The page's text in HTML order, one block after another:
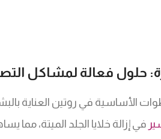
فعالة لمشاكل
الأساسية في روتين العناية
في إزالة خلايا الجلد الميتة،